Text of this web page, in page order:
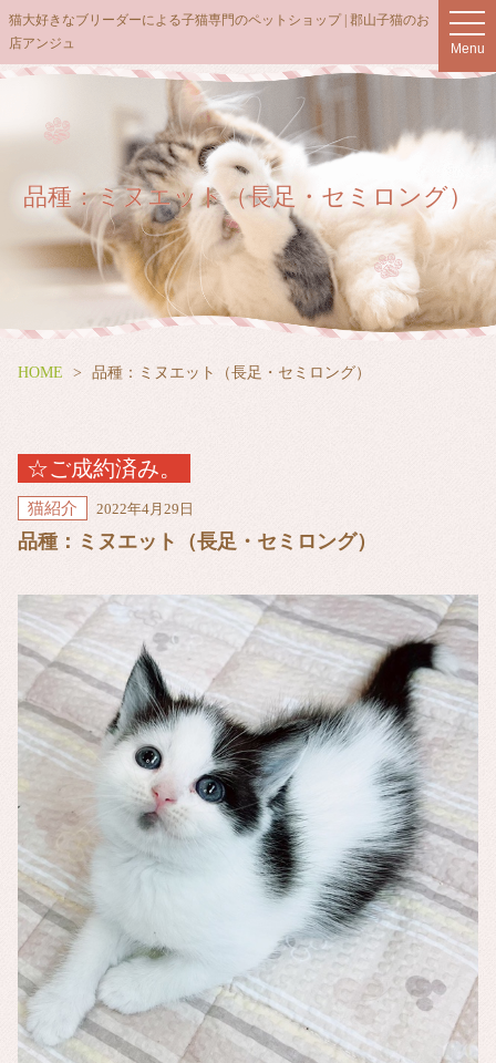
t
o
g
v
i
g
a
t
Menu
猫大好きなブリーダーによる子猫専門のペットショップ | 郡山子猫のお
店アンジュ
品種：ミヌエット（長足・セミロング）
HOME 品種：ミヌエット（長足・セミロング）
☆ご成約済み。
猫紹介 2022年4月29日
品種：ミヌエット（長足・セミロング）